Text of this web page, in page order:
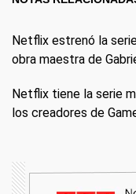
Netflix estrenó la
obra maestra de
Netflix tiene la serie
los creadores de